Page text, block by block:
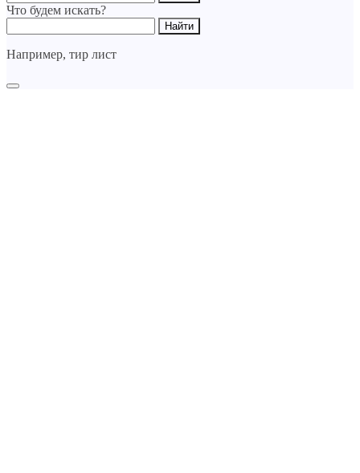
Что будем искать?
Например, тир лист